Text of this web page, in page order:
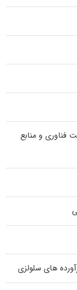
فناوری و منابع
های سلولزی